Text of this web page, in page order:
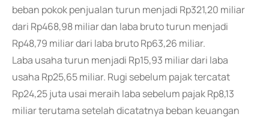
beban pokok penjualan turun menjadi Rp321,20 miliar
dari Rp468,98 miliar dan laba bruto turun menjadi
Rp48,79 miliar dari laba bruto Rp63,26 miliar.
Laba usaha turun menjadi Rp15,93 miliar dari laba
usaha Rp25,65 miliar. Rugi sebelum pajak tercatat
Rp24,25 juta usai meraih laba sebelum pajak Rp8,13
miliar terutama setelah dicatatnya beban keuangan